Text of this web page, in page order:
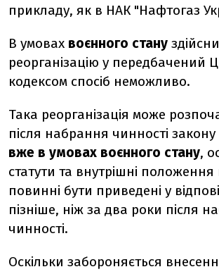
прикладу, як в НАК "Нафтогаз
В умовах воєнного стану
реорганізацію у передбачений
кодексом спосіб неможливо.
Така реорганізація може
після набрання чинності
вже в умовах воєнного стану,
статути та внутрішні положення
повинні бути приведені у
пізніше, ніж за два роки після
чинності.
Оскільки забороняється